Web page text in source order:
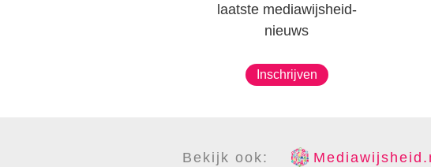
laatste mediawijsheid-
nieuws
Inschrijven
Bekijk ook: